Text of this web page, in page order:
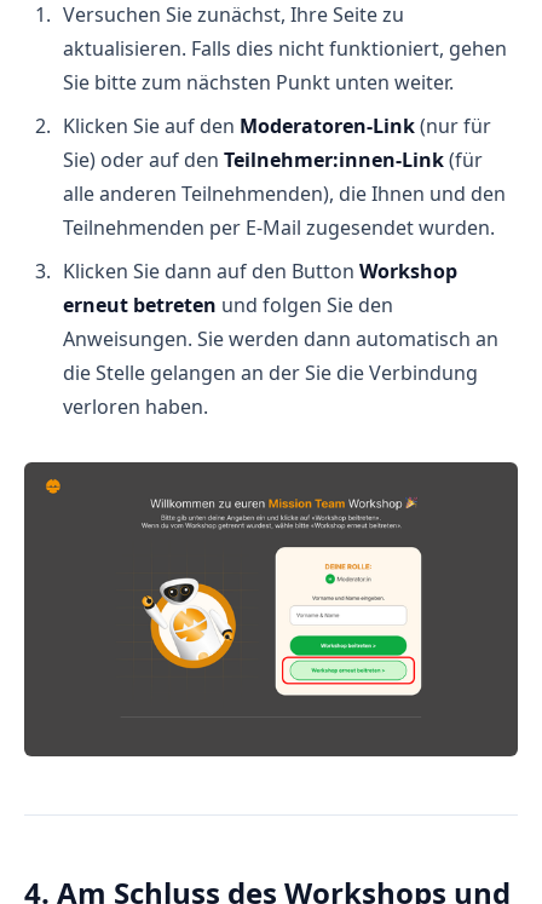
Versuchen Sie zunächst, Ihre Seite zu
aktualisieren. Falls dies nicht funktioniert, gehen
Sie bitte zum nächsten Punkt unten weiter.
Klicken Sie auf den Moderatoren-Link(nur für
Sie) oder auf den Teilnehmer:innen-Link(für
alle anderen Teilnehmenden), die Ihnen und den
Teilnehmenden per E-Mail zugesendet wurden.
Klicken Sie dann auf den Button Workshop
erneut betreten und folgen Sie den
Anweisungen. Sie werden dann automatisch an
die Stelle gelangen an der Sie die Verbindung
verloren haben.
4. Am Schluss des Workshops und